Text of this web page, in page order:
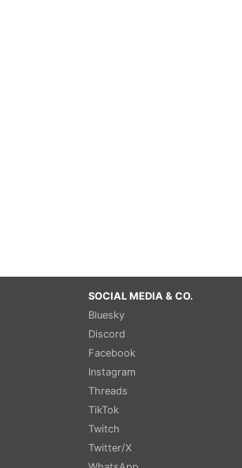
SOCIAL MEDIA & CO.
Bluesky
Discord
Facebook
Instagram
Threads
TikTok
Twitch
Twitter/X